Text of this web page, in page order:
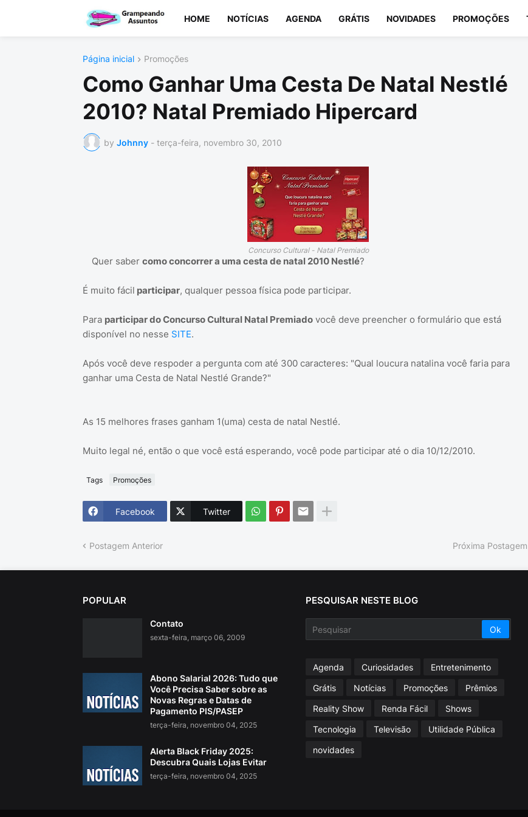
HOME NOTÍCIAS AGENDA GRÁTIS NOVIDADES PROMOÇÕES
Página inicial Promoções
Como Ganhar Uma Cesta De Natal Nestlé
2010? Natal Premiado Hipercard
by Johnny - terça-feira, novembro 30, 2010
Concurso Cultural - Natal Premiado
Quer saber como concorrer a uma cesta de natal 2010 Nestlé?
É muito fácil participar, qualquer pessoa física pode participar.
Para participar do Concurso Cultural Natal Premiadovocê deve preencher o formulário que está
disponível no nesse SITE.
Após você deve respoder a pergunta com até 300 caracteres: "Qual loucura natalina você faria para
ganhar uma Cesta de Natal Nestlé Grande?"
As 15 melhores frases ganham 1(uma) cesta de natal Nestlé.
Muito legal né, então o que você está esperando, você pode participar até o dia 10/12/2010.
Tags Promoções
Facebook Twitter
Postagem Anterior Próxima Postagem
POPULAR
Contato
sexta-feira, março 06, 2009
Abono Salarial 2026: Tudo que
Você Precisa Saber sobre as
Novas Regras e Datas de
Pagamento PIS/PASEP
terça-feira, novembro 04, 2025
Alerta Black Friday 2025:
Descubra Quais Lojas Evitar
terça-feira, novembro 04, 2025
PESQUISAR NESTE BLOG
Agenda Curiosidades
Entretenimento
Grátis
Notícias Promoções
Prêmios
Reality Show
Renda Fácil
Shows
Tecnologia
Televisão
Utilidade Pública
novidades